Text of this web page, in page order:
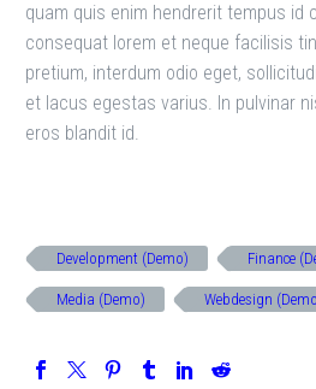
quam quis enim hendrerit tempus id
consequat lorem et neque facilisis
pretium, interdum odio eget,
et lacus egestas varius. In pulvinar
eros blandit id.
Development (Demo) Finance
Media (Demo) Webdesign